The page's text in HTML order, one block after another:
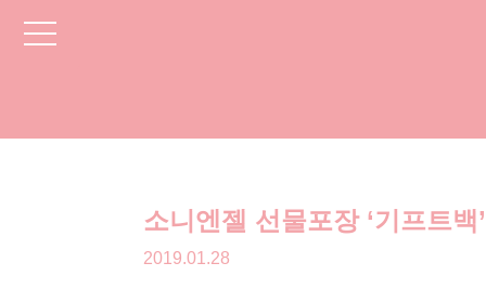
toggle
navigation
소니엔젤 선물포장 ‘기프트백
2019.01.28